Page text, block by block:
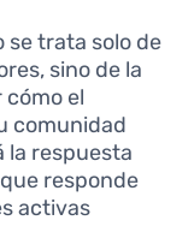
se trata solo de
sino de la
el
comunidad
la respuesta
responde
activas